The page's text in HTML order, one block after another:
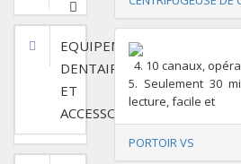
EQUIPEMENTS
DENTAIRES
ET
ACCESSOIRES
4. 10 canaux,
5. Seulement 30
lecture, facile et
PORTOIR VS